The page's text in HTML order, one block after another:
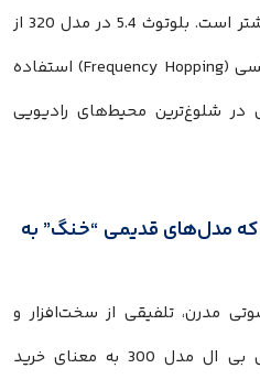
out) صدا در مدل 300 بسیار بیشتر است. بلوتوث 5.4 در مدل 320 از
تکنیک‌های پیشرفته پرش فرکانسی (Frequency Hopping) استفاده
در شلوغ‌ترین محیط‌های رادیویی
که مدل‌های قدیمی “خنگ” به
مدرن، تلفیقی از سخت‌افزار و
جی بی ال مدل 300 به معنای خرید